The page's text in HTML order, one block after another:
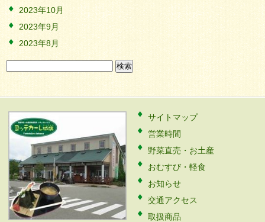
2023年10月
2023年9月
2023年8月
索:
サイトマップ
営業時間
野菜直売・お土産
おむすび・軽食
お知らせ
交通アクセス
取扱商品